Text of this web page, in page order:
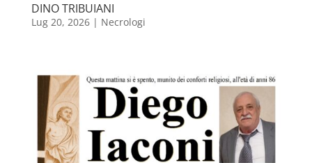
DINO TRIBUIANI
Lug 20, 2026| Necrologi